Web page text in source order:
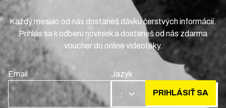
Každý mesiac od nás dostaneš dávku čerstvých informácií.
Prihlás sa k odberu noviniek a dostaneš od nás zdarma
voucher do online videotéky.
Email Jazyk
SK PRIHLÁSIŤ SA